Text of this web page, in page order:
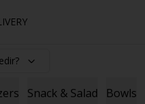
Snack & Salad Bowls